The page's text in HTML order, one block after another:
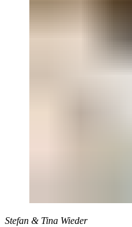
Stefan & Tina Wieder